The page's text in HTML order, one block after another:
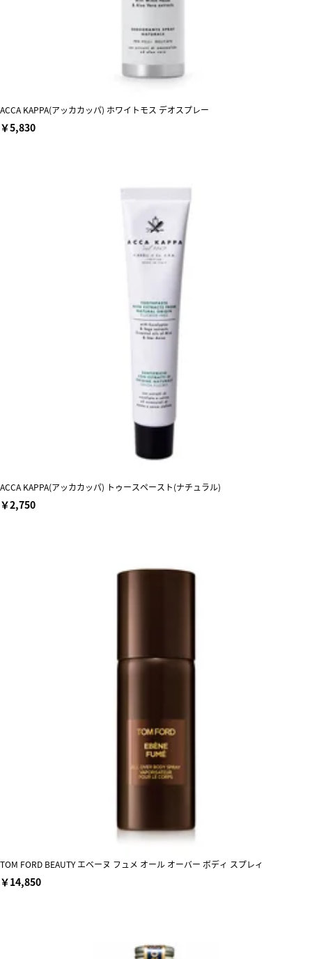
ACCA KAPPA(アッカカッパ) ホワイトモス デオスプレー
￥5,830
ACCA KAPPA(アッカカッパ) トゥースペースト(ナチュラル)
￥2,750
TOM FORD BEAUTY エベーヌ フュメ オール オーバー ボディ スプレィ
￥14,850